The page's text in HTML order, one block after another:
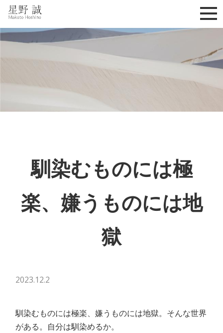
星野誠 makoto hoshino
馴染むものには極
楽、嫌うものには地
獄
2023.12.2
馴染むものには極楽、嫌うものには地獄。そんな世界
がある。自分は馴染めるか。